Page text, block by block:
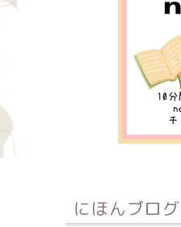
にほんブロ